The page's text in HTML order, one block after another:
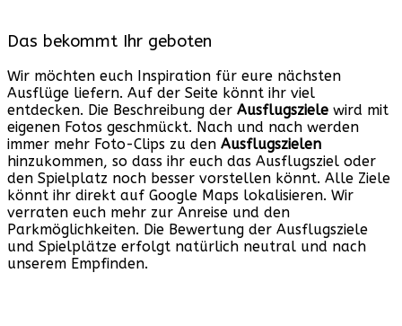
Das bekommt Ihr geboten
Wir möchten euch Inspiration für eure nächsten
Ausflüge liefern. Auf der Seite könnt ihr viel
entdecken. Die Beschreibung der Ausflugsziele wird mit
eigenen Fotos geschmückt. Nach und nach werden
immer mehr Foto-Clips zu den Ausflugszielen
hinzukommen, so dass ihr euch das Ausflugsziel oder
den Spielplatz noch besser vorstellen könnt. Alle Ziele
könnt ihr direkt auf Google Maps lokalisieren. Wir
verraten euch mehr zur Anreise und den
Parkmöglichkeiten. Die Bewertung der Ausflugsziele
und Spielplätze erfolgt natürlich neutral und nach
unserem Empfinden.